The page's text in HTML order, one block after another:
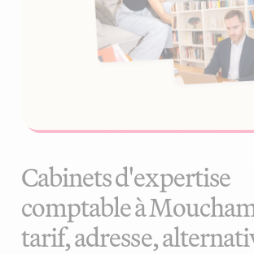
Cabinets d'expertise
comptable à
tarif, adresse,